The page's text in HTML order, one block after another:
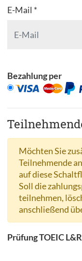
E-Mail *
Bezahlung per
Möchten Sie
Teilnehmende
auf diese
Soll die
teilnehmen,
anschließend
Prüfung TOEIC